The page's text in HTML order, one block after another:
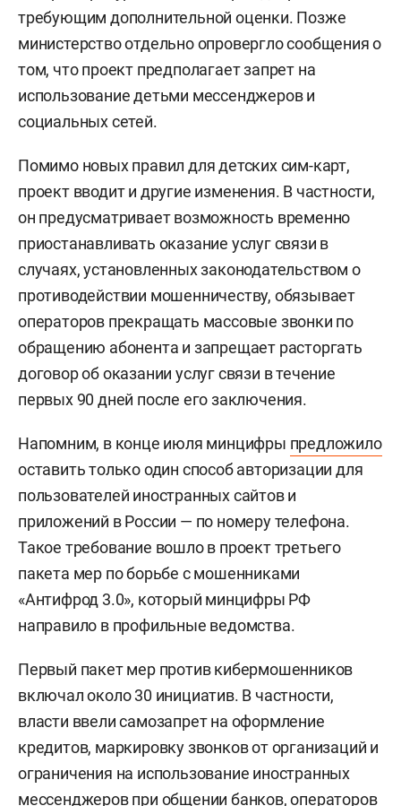
требующим дополнительной оценки. Позже
министерство отдельно опровергло сообщения о
том, что проект предполагает запрет на
использование детьми мессенджеров и
социальных сетей.
Помимо новых правил для детских сим-карт,
проект вводит и другие изменения. В частности,
он предусматривает возможность временно
приостанавливать оказание услуг связи в
случаях, установленных законодательством о
противодействии мошенничеству, обязывает
операторов прекращать массовые звонки по
обращению абонента и запрещает расторгать
договор об оказании услуг связи в течение
первых 90 дней после его заключения.
Напомним, в конце июля минцифры предложило
оставить только один способ авторизации для
пользователей иностранных сайтов и
приложений в России — по номеру телефона.
Такое требование вошло в проект третьего
пакета мер по борьбе с мошенниками
«Антифрод 3.0», который минцифры РФ
направило в профильные ведомства.
Первый пакет мер против кибермошенников
включал около 30 инициатив. В частности,
власти ввели самозапрет на оформление
кредитов, маркировку звонков от организаций и
ограничения на использование иностранных
мессенджеров при общении банков, операторов